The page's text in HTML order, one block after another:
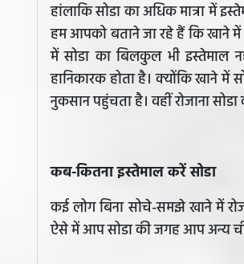
हांलाकि सोडा का अधिक मात्रा में
हम आपको बताने जा रहे हैं कि खाने में
में सोडा का बिलकुल भी इस्तेमाल
हानिकारक होता है। क्योंकि खाने में
नुकसान पहुंचता है। वहीं रोजाना
कब-कितना इस्तेमाल करें सोडा
कई लोग बिना सोचे-समझे खाने में
ऐसे में आप सोडा की जगह आप अन्य